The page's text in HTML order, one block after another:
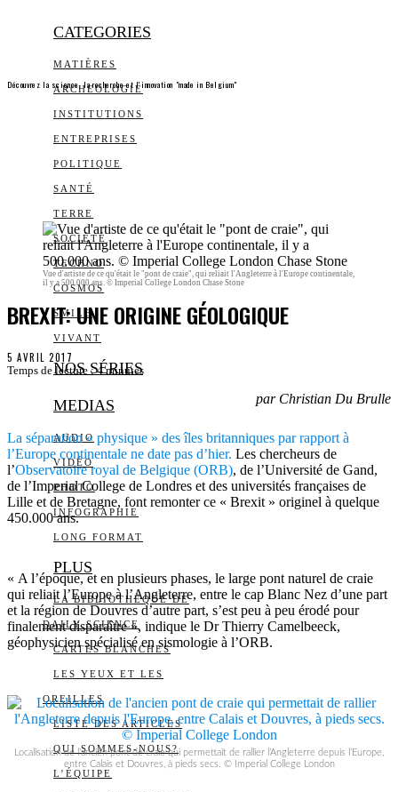
CATEGORIES
MATIÈRES
ARCHEOLOGIE
INSTITUTIONS
ENTREPRISES
POLITIQUE
SANTÉ
TERRE
SOCIÉTÉ
TECHNO
COSMOS
SMILE
VIVANT
NOS SÉRIES
MEDIAS
AUDIO
VIDÉO
PHOTO
INFOGRAPHIE
LONG FORMAT
PLUS
LA BIBLIOTHÈQUE DE
DAILY SCIENCE
CARTES BLANCHES
LES YEUX ET LES
OREILLES
LISTE DES ARTICLES
QUI SOMMES-NOUS?
L’ÉQUIPE
Découvrez la science, la recherche et l’innovation "made in Belgium"
Vue d'artiste de ce qu'était le "pont de craie", qui reliait l'Angleterre à l'Europe continentale,
il y a 500.000 ans. © Imperial College London Chase Stone
BREXIT: UNE ORIGINE GÉOLOGIQUE
5 AVRIL 2017
Temps de lecture :4 minutes
par Christian Du Brulle
La séparation « physique » des îles britanniques par rapport à
l’Europe continentale ne date pas d’hier. Les chercheurs de
l’Observatoire royal de Belgique (ORB), de l’Université de Gand,
de l’Imperial College de Londres et des universités françaises de
Lille et de Bretagne, font remonter ce « Brexit » originel à quelque
450.000 ans.
« A l’époque, et en plusieurs phases, le large pont naturel de craie
qui reliait l’Europe à l’Angleterre, entre le cap Blanc Nez d’une part
et la région de Douvres d’autre part, s’est peu à peu érodé pour
finalement disparaître », indique le Dr Thierry Camelbeeck,
géophysicien spécialisé en sismologie à l’ORB.
Localisation de l’ancien pont de craie qui permettait de rallier l’Angleterre depuis l’Europe,
entre Calais et Douvres, à pieds secs. © Imperial College London